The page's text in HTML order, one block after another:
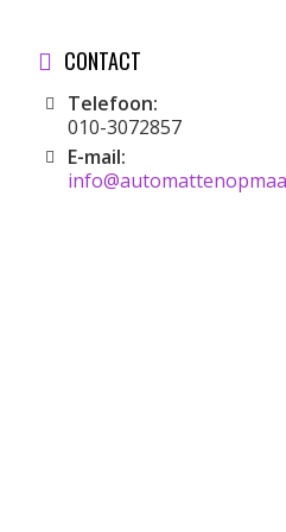
CONTACT
Telefoon:
010-3072857
E-mail: